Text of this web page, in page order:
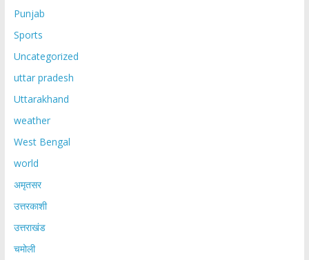
Punjab
Sports
Uncategorized
uttar pradesh
Uttarakhand
weather
West Bengal
world
अमृतसर
उत्तरकाशी
उत्तराखंड
चमोली